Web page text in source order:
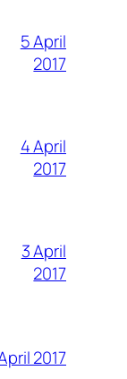
5 April
2017
4 April
2017
3 April
2017
2017